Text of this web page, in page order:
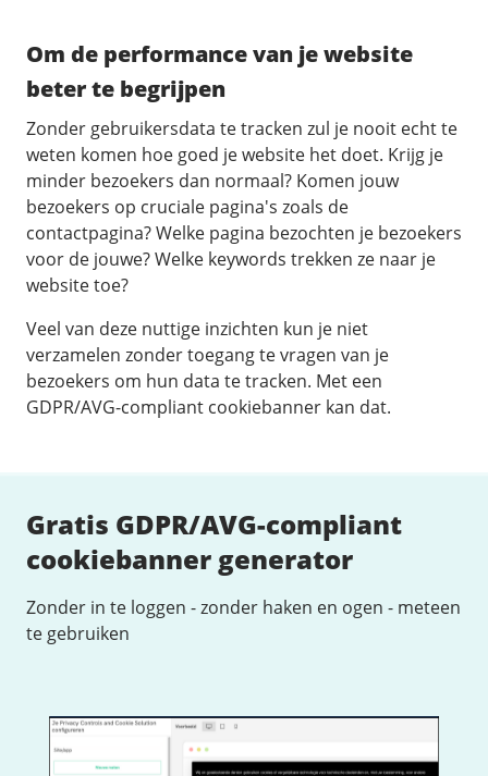
Om de performance van je website
beter te begrijpen
Zonder gebruikersdata te tracken zul je nooit echt te
weten komen hoe goed je website het doet. Krijg je
minder bezoekers dan normaal? Komen jouw
bezoekers op cruciale pagina's zoals de
contactpagina? Welke pagina bezochten je bezoekers
voor de jouwe? Welke keywords trekken ze naar je
website toe?
Veel van deze nuttige inzichten kun je niet
verzamelen zonder toegang te vragen van je
bezoekers om hun data te tracken. Met een
GDPR/AVG-compliant cookiebanner kan dat.
Gratis GDPR/AVG-compliant
cookiebanner generator
Zonder in te loggen - zonder haken en ogen - meteen
te gebruiken